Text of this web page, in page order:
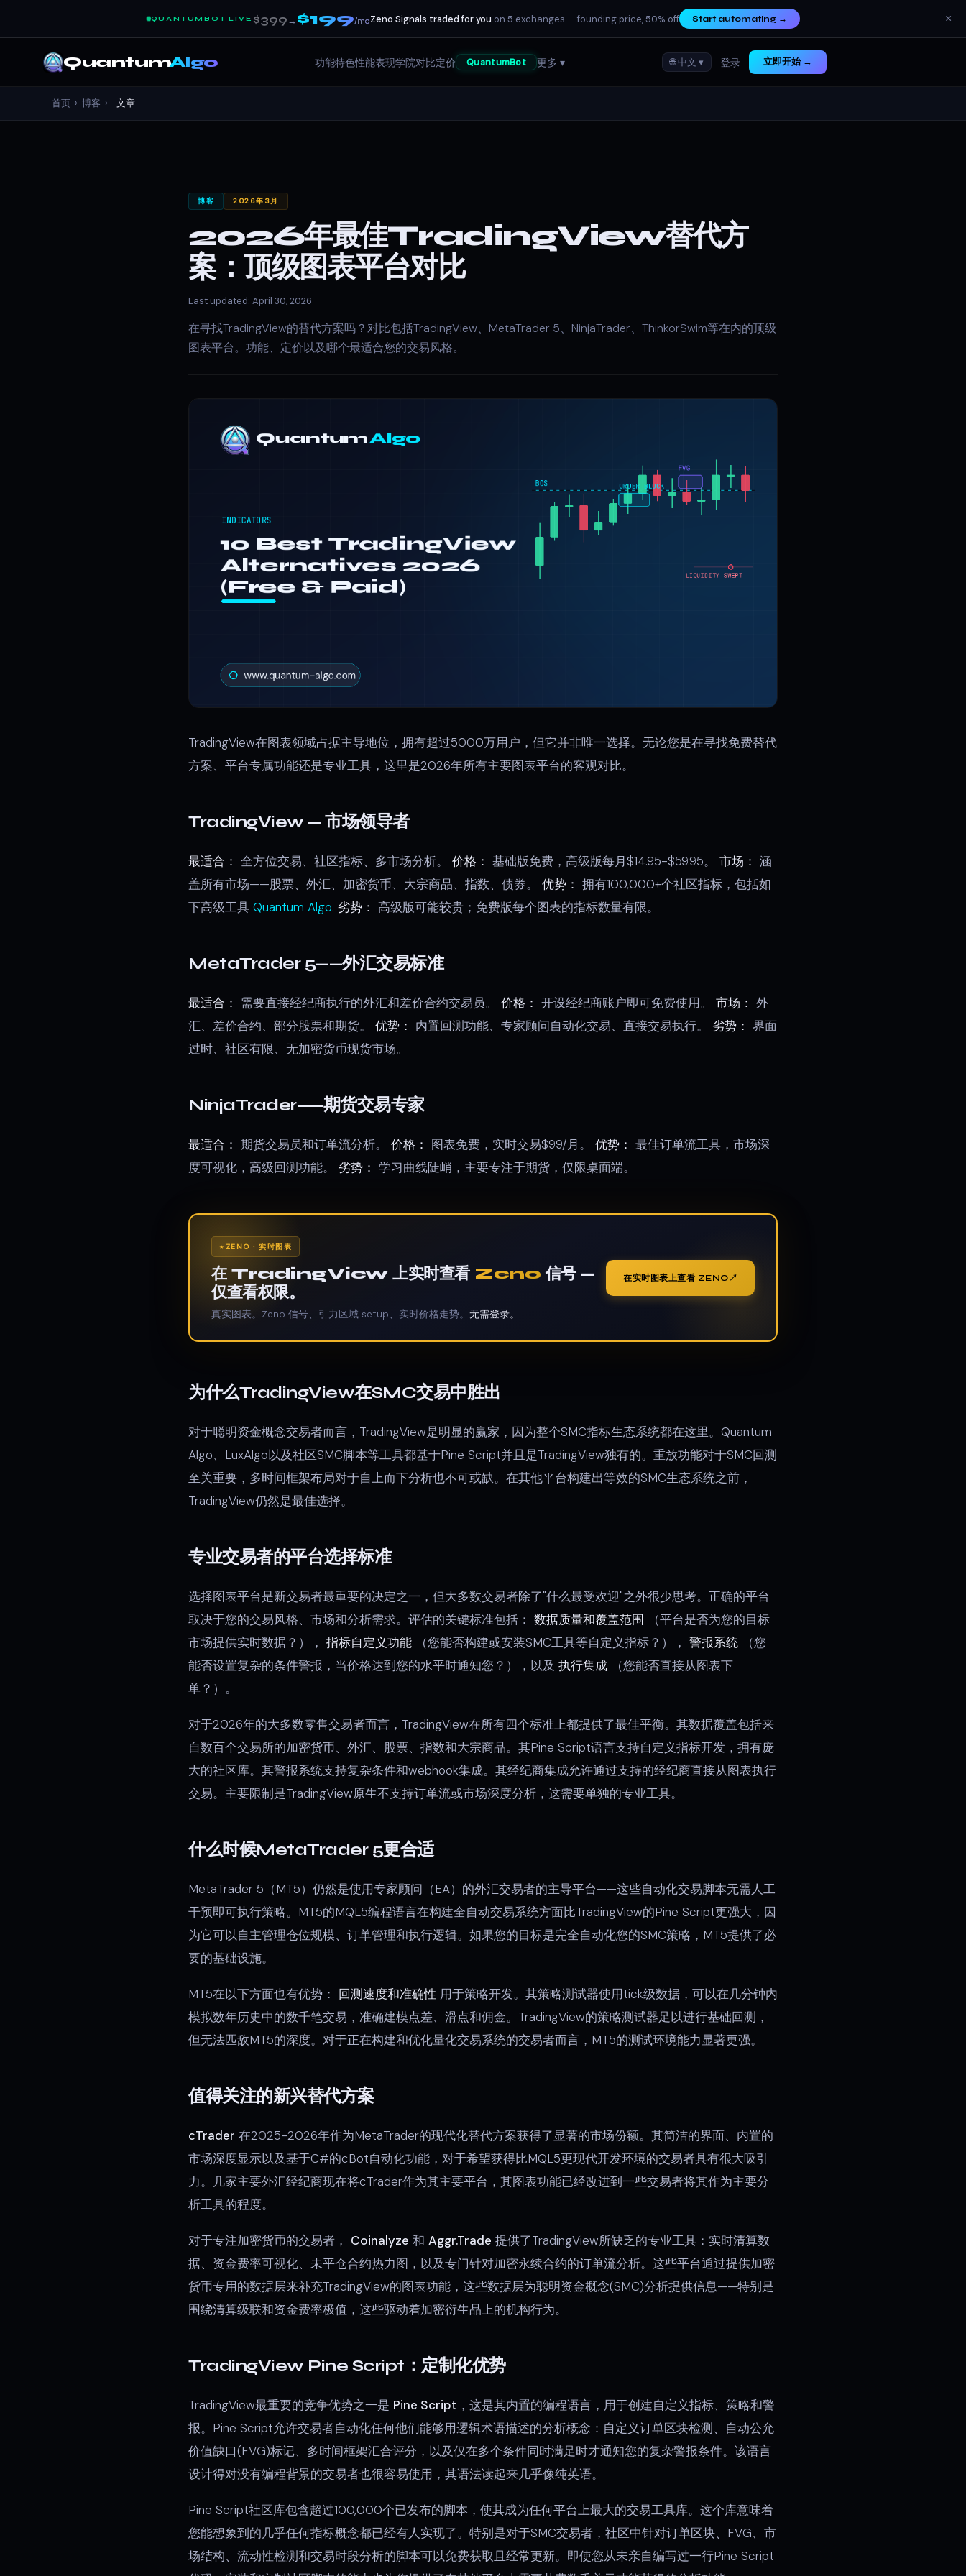
QUANTUMBOT LIVE $399→$199/moZeno Signals traded for you on 5 exchanges — founding price, 50% off Start automating→ ×
QuantumAlgo 功能特色性能表现学院对比定价 QuantumBot 更多 ▾ 🌐 中文 ▾ 登录 立即开始 →
首页 › 博客 › 文章
博客 2026年3月
2026年最佳TradingView替代方
案：顶级图表平台对比
Last updated: April 30, 2026
在寻找TradingView的替代方案吗？对比包括TradingView、MetaTrader 5、NinjaTrader、ThinkorSwim等在内的顶级
图表平台。功能、定价以及哪个最适合您的交易风格。
TradingView在图表领域占据主导地位，拥有超过5000万用户，但它并非唯一选择。无论您是在寻找免费替代
方案、平台专属功能还是专业工具，这里是2026年所有主要图表平台的客观对比。
TradingView — 市场领导者
最适合： 全方位交易、社区指标、多市场分析。 价格： 基础版免费，高级版每月$14.95-$59.95。 市场： 涵
盖所有市场——股票、外汇、加密货币、大宗商品、指数、债券。 优势： 拥有100,000+个社区指标，包括如
下高级工具 Quantum Algo. 劣势： 高级版可能较贵；免费版每个图表的指标数量有限。
MetaTrader 5——外汇交易标准
最适合： 需要直接经纪商执行的外汇和差价合约交易员。 价格： 开设经纪商账户即可免费使用。 市场： 外
汇、差价合约、部分股票和期货。 优势： 内置回测功能、专家顾问自动化交易、直接交易执行。 劣势： 界面
过时、社区有限、无加密货币现货市场。
NinjaTrader——期货交易专家
最适合： 期货交易员和订单流分析。 价格： 图表免费，实时交易$99/月。 优势： 最佳订单流工具，市场深
度可视化，高级回测功能。 劣势： 学习曲线陡峭，主要专注于期货，仅限桌面端。
ZENO · 实时图表
在 TradingView 上实时查看 Zeno 信号 —
仅查看权限。
真实图表。Zeno 信号、引力区域 setup、实时价格走势。 无需登录。
在实时图表上查看 ZENO
为什么TradingView在SMC交易中胜出
对于聪明资金概念交易者而言，TradingView是明显的赢家，因为整个SMC指标生态系统都在这里。Quantum
Algo、LuxAlgo以及社区SMC脚本等工具都基于Pine Script并且是TradingView独有的。重放功能对于SMC回测
至关重要，多时间框架布局对于自上而下分析也不可或缺。在其他平台构建出等效的SMC生态系统之前，
TradingView仍然是最佳选择。
专业交易者的平台选择标准
选择图表平台是新交易者最重要的决定之一，但大多数交易者除了"什么最受欢迎"之外很少思考。正确的平台
取决于您的交易风格、市场和分析需求。评估的关键标准包括： 数据质量和覆盖范围 （平台是否为您的目标
市场提供实时数据？）， 指标自定义功能 （您能否构建或安装SMC工具等自定义指标？）， 警报系统 （您
能否设置复杂的条件警报，当价格达到您的水平时通知您？），以及 执行集成 （您能否直接从图表下
单？）。
对于2026年的大多数零售交易者而言，TradingView在所有四个标准上都提供了最佳平衡。其数据覆盖包括来
自数百个交易所的加密货币、外汇、股票、指数和大宗商品。其Pine Script语言支持自定义指标开发，拥有庞
大的社区库。其警报系统支持复杂条件和webhook集成。其经纪商集成允许通过支持的经纪商直接从图表执行
交易。主要限制是TradingView原生不支持订单流或市场深度分析，这需要单独的专业工具。
什么时候MetaTrader 5更合适
MetaTrader 5（MT5）仍然是使用专家顾问（EA）的外汇交易者的主导平台——这些自动化交易脚本无需人工
干预即可执行策略。MT5的MQL5编程语言在构建全自动交易系统方面比TradingView的Pine Script更强大，因
为它可以自主管理仓位规模、订单管理和执行逻辑。如果您的目标是完全自动化您的SMC策略，MT5提供了必
要的基础设施。
MT5在以下方面也有优势： 回测速度和准确性 用于策略开发。其策略测试器使用tick级数据，可以在几分钟内
模拟数年历史中的数千笔交易，准确建模点差、滑点和佣金。TradingView的策略测试器足以进行基础回测，
但无法匹敌MT5的深度。对于正在构建和优化量化交易系统的交易者而言，MT5的测试环境能力显著更强。
值得关注的新兴替代方案
cTrader 在2025-2026年作为MetaTrader的现代化替代方案获得了显著的市场份额。其简洁的界面、内置的
市场深度显示以及基于C#的cBot自动化功能，对于希望获得比MQL5更现代开发环境的交易者具有很大吸引
力。几家主要外汇经纪商现在将cTrader作为其主要平台，其图表功能已经改进到一些交易者将其作为主要分
析工具的程度。
对于专注加密货币的交易者， Coinalyze 和 Aggr.Trade 提供了TradingView所缺乏的专业工具：实时清算数
据、资金费率可视化、未平仓合约热力图，以及专门针对加密永续合约的订单流分析。这些平台通过提供加密
货币专用的数据层来补充TradingView的图表功能，这些数据层为聪明资金概念(SMC)分析提供信息——特别是
围绕清算级联和资金费率极值，这些驱动着加密衍生品上的机构行为。
TradingView Pine Script：定制化优势
TradingView最重要的竞争优势之一是 Pine Script ，这是其内置的编程语言，用于创建自定义指标、策略和警
报。Pine Script允许交易者自动化任何他们能够用逻辑术语描述的分析概念：自定义订单区块检测、自动公允
价值缺口(FVG)标记、多时间框架汇合评分，以及仅在多个条件同时满足时才通知您的复杂警报条件。该语言
设计得对没有编程背景的交易者也很容易使用，其语法读起来几乎像纯英语。
Pine Script社区库包含超过100,000个已发布的脚本，使其成为任何平台上最大的交易工具库。这个库意味着
您能想象到的几乎任何指标概念都已经有人实现了。特别是对于SMC交易者，社区中针对订单区块、FVG、市
场结构、流动性检测和交易时段分析的脚本可以免费获取且经常更新。即使您从未亲自编写过一行Pine Script